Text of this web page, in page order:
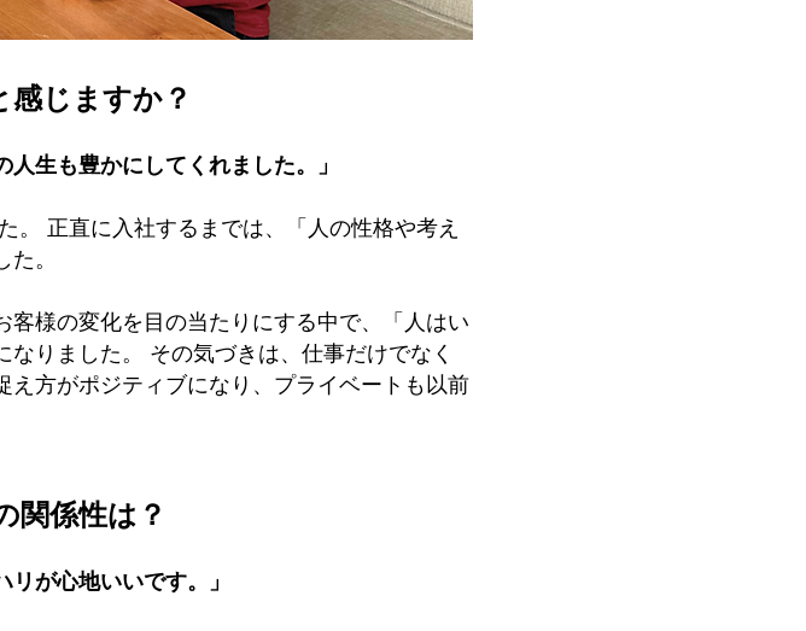
感じますか？
生も豊かにしてくれました。」
。 正直に入社するまでは、「人の性格や考え
。
様の変化を目の当たりにする中で、「人はい
りました。 その気づきは、仕事だけでなく
方がポジティブになり、プライベートも以前
関係性は？
が心地いいです。」